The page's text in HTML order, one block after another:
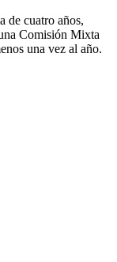
de cuatro años,
Comisión Mixta
una vez al año.